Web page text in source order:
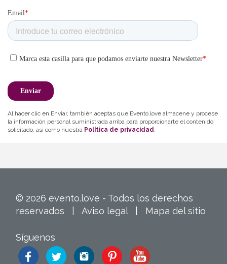
Al hacer clic en Enviar, también aceptas que Evento.love almacene y procese
la información personal suministrada arriba para proporcionarte el contenido
solicitado, así como nuestra Política de privacidad.
© 2026 evento.love - Todos los derechos
reservados | Aviso legal| Mapa del sitio
Síguenos